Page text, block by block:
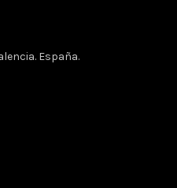
España.